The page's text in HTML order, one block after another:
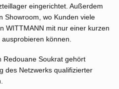
eingerichtet. Außerdem
Showroom, wo Kunden viele
WITTMANN mit nur einer kurzen
können.
Redouane Soukrat gehört
des Netzwerks qualifizierter